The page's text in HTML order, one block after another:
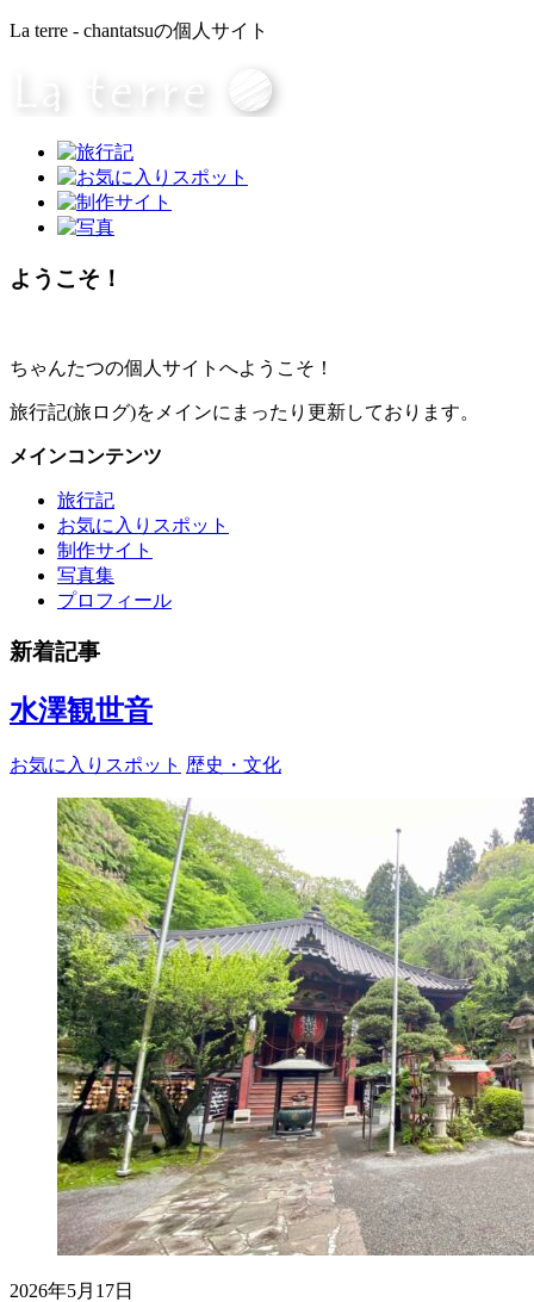
La terre - chantatsuの個人サイト
ようこそ！
ちゃんたつの個人サイトへようこそ！
旅行記(旅ログ)をメインにまったり更新しております。
メインコンテンツ
旅行記
お気に入りスポット
制作サイト
写真集
プロフィール
新着記事
水澤観世音
お気に入りスポット 歴史・文化
2026年5月17日